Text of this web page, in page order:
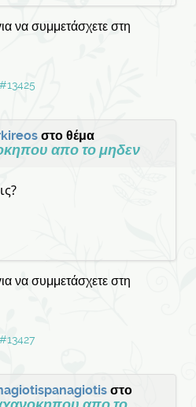
να συμμετάσχετε στη
#13425
στο θέμα
απο το μηδεν
να συμμετάσχετε στη
#13427
στο